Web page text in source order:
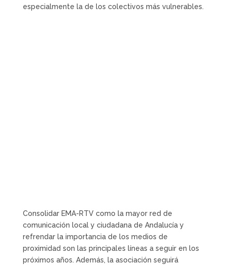
especialmente la de los colectivos más vulnerables.
Consolidar EMA-RTV como la mayor red de
comunicación local y ciudadana de Andalucía y
refrendar la importancia de los medios de
proximidad son las principales líneas a seguir en los
próximos años. Además, la asociación seguirá